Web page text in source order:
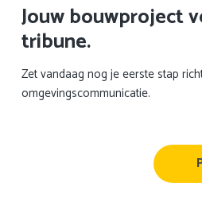
Jouw bouwproject
tribune.
Zet vandaag nog je eerste stap
omgevingscommunicatie.